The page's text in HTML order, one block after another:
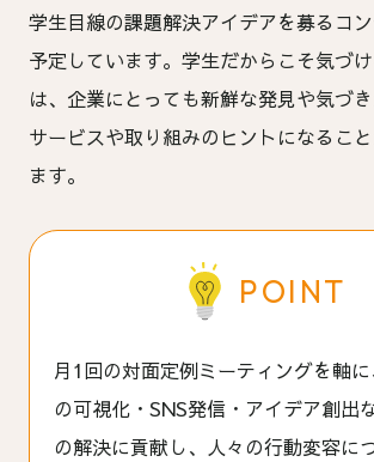
学生目線の課題解決アイデアを募るコ
予定しています。学生だからこそ気づ
は、企業にとっても新鮮な発見や気づ
サービスや取り組みのヒントになるこ
ます。
POINT
月1回の対面定例ミーティングを軸に
の可視化・SNS発信・アイデア創出
の解決に貢献し、人々の行動変容に